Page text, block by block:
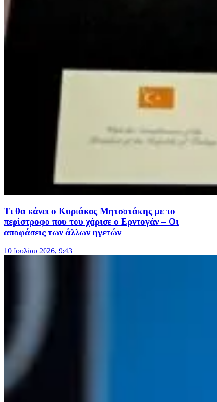
Τι θα κάνει ο Κυριάκος Μητσοτάκης με το
περίστροφο που του χάρισε ο Ερντογάν – Οι
αποφάσεις των άλλων ηγετών
10 Ιουλίου 2026, 9:43